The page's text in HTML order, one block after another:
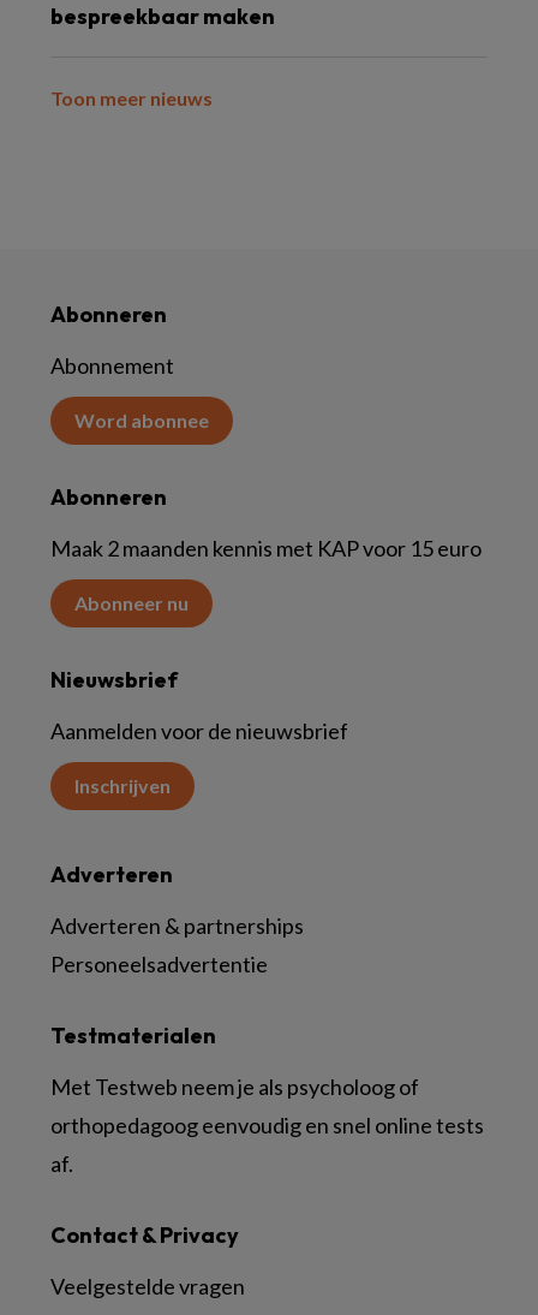
bespreekbaar maken
Toon meer nieuws
Abonneren
Abonnement
Word abonnee
Abonneren
Maak 2 maanden kennis met KAP voor 15 euro
Abonneer nu
Nieuwsbrief
Aanmelden voor de nieuwsbrief
Inschrijven
Contact & Privacy
Veelgestelde vragen
Testmaterialen
Met Testweb neem je als psycholoog of
orthopedagoog eenvoudig en snel online tests
af.
Adverteren
Adverteren & partnerships
Personeelsadvertentie